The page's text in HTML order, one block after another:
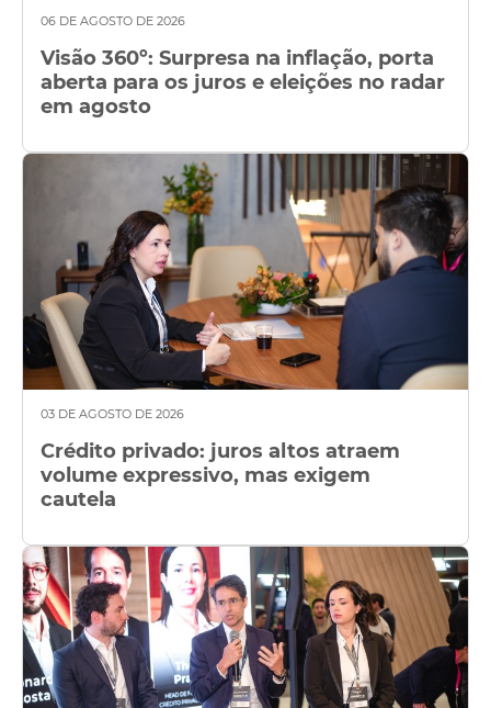
06 DE AGOSTO DE 2026
Visão 360º: Surpresa na inflação, porta
aberta para os juros e eleições no radar
em agosto
03 DE AGOSTO DE 2026
Crédito privado: juros altos atraem
volume expressivo, mas exigem
cautela